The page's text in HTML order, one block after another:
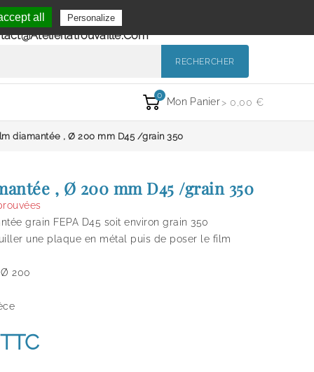
9h à 12h et de 14h à 18h
RECHERCHER
0
Mon Panier> 0,00 €
diamantée , Ø 200 mm D45 /grain 350
, Ø 200 mm D45 /grain 350
grain FEPA D45 soit environ grain 350
une plaque en métal puis de poser le film
200
TTC
all Personalize